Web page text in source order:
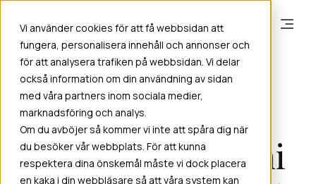
Vi använder cookies för att få webbsidan att
fungera, personalisera innehåll och annonser och
för att analysera trafiken på webbsidan. Vi delar
också information om din användning av sidan
med våra partners inom sociala medier,
marknadsföring och analys.
Om du avböjer så kommer vi inte att spåra dig när
du besöker vår webbplats. För att kunna
respektera dina önskemål måste vi dock placera
en kaka i din webbläsare så att våra system kan
INSPELAT WEBBINARIUM
Registerförteckni